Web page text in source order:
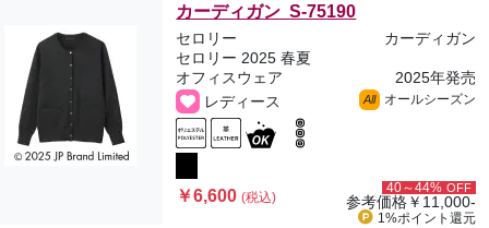
カーディガン S-75190
セロリー
カーディガン
セロリー 2025 春夏
オフィスウェア
2025年発売
レディース
All オールシーズン
￥6,600(税込)
40～44% OFF
参考価格￥11,000-
1%ポイント 還元